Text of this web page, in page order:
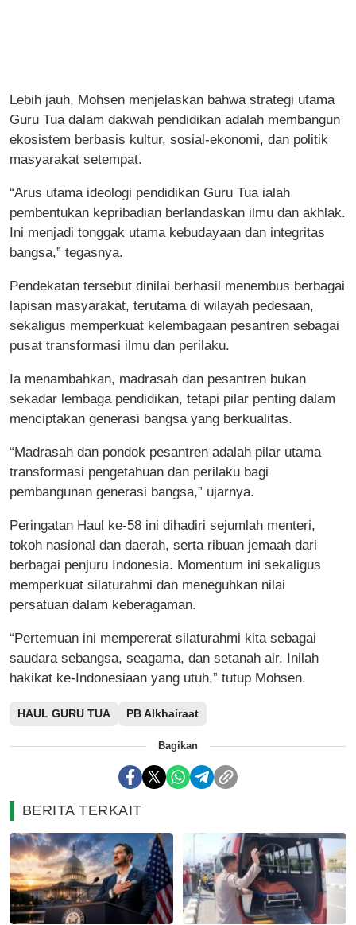
Lebih jauh, Mohsen menjelaskan bahwa strategi utama
Guru Tua dalam dakwah pendidikan adalah membangun
ekosistem berbasis kultur, sosial-ekonomi, dan politik
masyarakat setempat.
“Arus utama ideologi pendidikan Guru Tua ialah
pembentukan kepribadian berlandaskan ilmu dan akhlak.
Ini menjadi tonggak utama kebudayaan dan integritas
bangsa,” tegasnya.
Pendekatan tersebut dinilai berhasil menembus berbagai
lapisan masyarakat, terutama di wilayah pedesaan,
sekaligus memperkuat kelembagaan pesantren sebagai
pusat transformasi ilmu dan perilaku.
Ia menambahkan, madrasah dan pesantren bukan
sekadar lembaga pendidikan, tetapi pilar penting dalam
menciptakan generasi bangsa yang berkualitas.
“Madrasah dan pondok pesantren adalah pilar utama
transformasi pengetahuan dan perilaku bagi
pembangunan generasi bangsa,” ujarnya.
Peringatan Haul ke-58 ini dihadiri sejumlah menteri,
tokoh nasional dan daerah, serta ribuan jemaah dari
berbagai penjuru Indonesia. Momentum ini sekaligus
memperkuat silaturahmi dan meneguhkan nilai
persatuan dalam keberagaman.
“Pertemuan ini mempererat silaturahmi kita sebagai
saudara sebangsa, seagama, dan setanah air. Inilah
hakikat ke-Indonesiaan yang utuh,” tutup Mohsen.
HAUL GURU TUA PB Alkhairaat
Bagikan
BERITA TERKAIT